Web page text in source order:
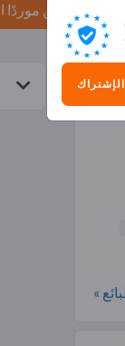
كن
(2)
»
الإشتراك